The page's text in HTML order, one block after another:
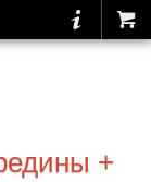
+